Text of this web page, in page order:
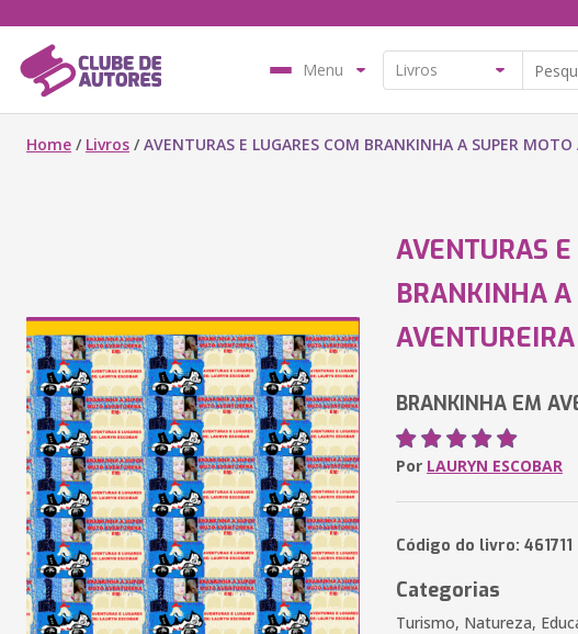
Menu
Home / Livros /AVENTURAS E LUGARES COM BRANKINHA A SUPER MOTO
AVENTURAS
BRANKINHA
AVENTUREIRA
BRANKINHA EM
Por LAURYN ESCOBAR
Código do livro: 461711
Categorias
Turismo, Natureza,